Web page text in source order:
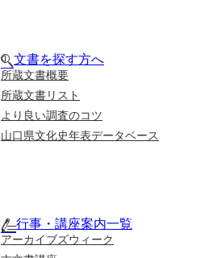
文書を探す方へ
所蔵文書概要
所蔵文書リスト
より良い調査のコツ
山口県文化史年表データベース
行事・講座案内一覧
アーカイブズウィーク